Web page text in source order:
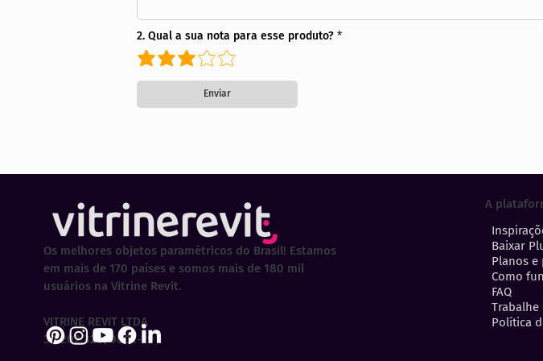
2. Qual a sua nota para esse produto?
Enviar
A
Baixar
Planos e
Como
FAQ
Trabalhe
Política
Os melhores objetos paramétricos do Brasil! Estamos
em mais de 170 países e somos mais de 180 mil
usuários na Vitrine Revit.
VITRINE REVIT LTDA
30.202.323/0001-29